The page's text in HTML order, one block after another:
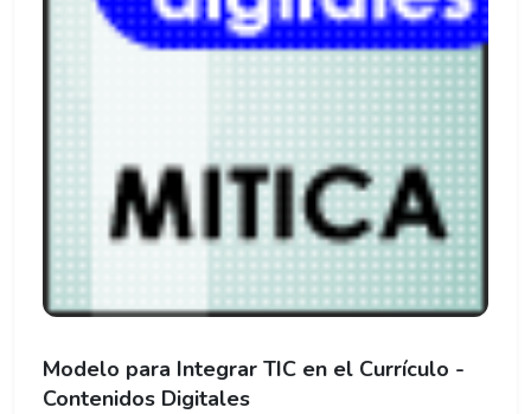
Modelo para Integrar TIC en el Currículo -
Contenidos Digitales